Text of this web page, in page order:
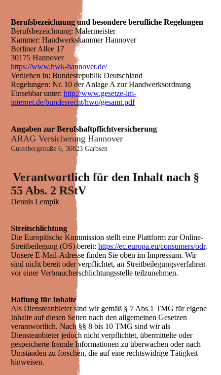
Berufsbezeichnung und besondere berufliche Regelungen
Berufsbezeichnung: Malermeister
Kammer: Handwerkskammer Hannover
Berliner Allee 17
30175 Hannover
https://www.hwk-hannover.de/
Verliehen in: Bundesrepublik Deutschland
Regelungen: Nr. 10 der Anlage A zur Handwerksordnung
Einsehbar unter:http://www.gesetze-im-
internet.de/bundesrecht/hwo/gesamt.pdf
Angaben zur Berufshaftpflichtversicherung
ARAG Versicherung Hannover
Gutenbergstraße 6, 30823 Garbsen
Verantwortlich für den Inhalt nach §
55 Abs. 2 RStV
Dennis Lempik
Streitschlichtung
Die Europäische Kommission stellt eine Plattform zur Online-
Streitbeilegung (OS) bereit:https://ec.europa.eu/consumers/odr.
Unsere E-Mail-Adresse finden Sie oben im Impressum. Wir
sind nicht bereit oder verpflichtet, an Streitbeilegungsverfahren
vor einer Verbraucherschlichtungsstelle teilzunehmen.
Haftung für Inhalte
Als Diensteanbieter sind wir gemäß § 7 Abs.1 TMG für eigene
Inhalte auf diesen Seiten nach den allgemeinen Gesetzen
verantwortlich. Nach §§ 8 bis 10 TMG sind wir als
Diensteanbieter jedoch nicht verpflichtet, übermittelte oder
gespeicherte fremde Informationen zu überwachen oder nach
Umständen zu forschen, die auf eine rechtswidrige Tätigkeit
hinweisen.